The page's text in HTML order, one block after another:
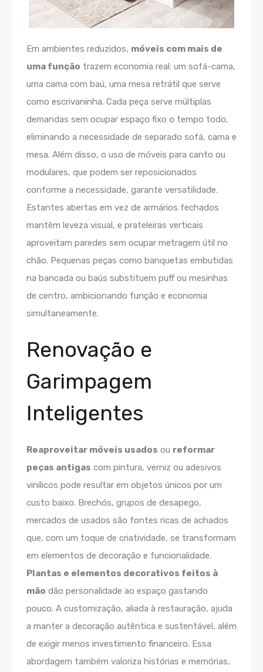
Em ambientes reduzidos, móveis com mais de
uma função trazem economia real: um sofá-cama,
uma cama com baú, uma mesa retrátil que serve
como escrivaninha. Cada peça serve múltiplas
demandas sem ocupar espaço fixo o tempo todo,
eliminando a necessidade de separado sofá, cama e
mesa. Além disso, o uso de móveis para canto ou
modulares, que podem ser reposicionados
conforme a necessidade, garante versatilidade.
Estantes abertas em vez de armários fechados
mantêm leveza visual, e prateleiras verticais
aproveitam paredes sem ocupar metragem útil no
chão. Pequenas peças como banquetas embutidas
na bancada ou baús substituem puff ou mesinhas
de centro, ambicionando função e economia
simultaneamente.
Renovação e
Garimpagem
Inteligentes
Reaproveitar móveis usados ou reformar
peças antigas com pintura, verniz ou adesivos
vinílicos pode resultar em objetos únicos por um
custo baixo. Brechós, grupos de desapego,
mercados de usados são fontes ricas de achados
que, com um toque de criatividade, se transformam
em elementos de decoração e funcionalidade.
Plantas e elementos decorativos feitos à
mão dão personalidade ao espaço gastando
pouco. A customização, aliada à restauração, ajuda
a manter a decoração autêntica e sustentável, além
de exigir menos investimento financeiro. Essa
abordagem também valoriza histórias e memórias,